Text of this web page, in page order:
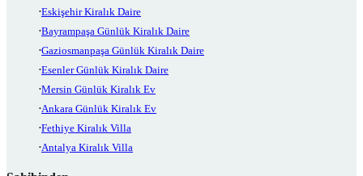
Eskişehir Kiralık Daire
Bayrampaşa Günlük Kiralık Daire
Gaziosmanpaşa Günlük Kiralık Daire
Esenler Günlük Kiralık Daire
Mersin Günlük Kiralık Ev
Ankara Günlük Kiralık Ev
Fethiye Kiralık Villa
Antalya Kiralık Villa